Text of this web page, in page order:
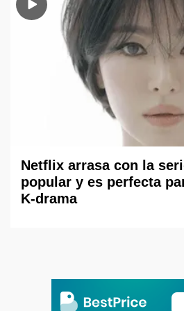
Netflix arrasa con la
popular y es perfecta
K-drama